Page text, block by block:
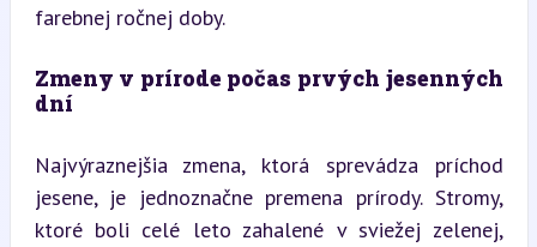
farebnej ročnej doby.
Zmeny v prírode počas prvých jesenných
dní
Najvýraznejšia zmena, ktorá sprevádza príchod
jesene, je jednoznačne premena prírody. Stromy,
ktoré boli celé leto zahalené v sviežej zelenej,